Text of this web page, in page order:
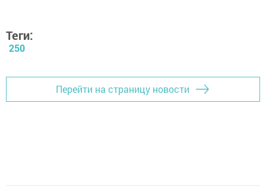
Теги:
250
Перейти на страницу новости